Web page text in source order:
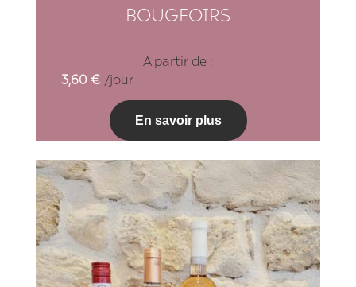
BOUGEOIRS
A partir de :
3,60 € /jour
En savoir plus